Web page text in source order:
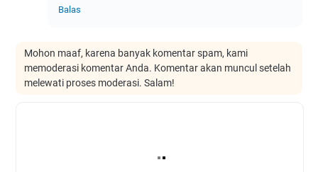
Balas
Mohon maaf, karena banyak komentar spam, kami
memoderasi komentar Anda. Komentar akan muncul setelah
melewati proses moderasi. Salam!